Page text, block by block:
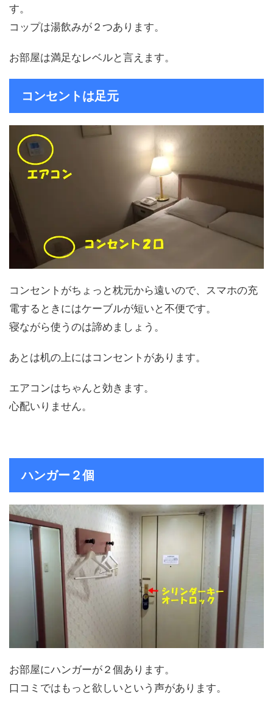
す。
コップは湯飲みが２つあります。
お部屋は満足なレベルと言えます。
コンセントは足元
コンセントがちょっと枕元から遠いので、スマホの充
電するときにはケーブルが短いと不便です。
寝ながら使うのは諦めましょう。
あとは机の上にはコンセントがあります。
エアコンはちゃんと効きます。
心配いりません。
ハンガー２個
お部屋にハンガーが２個あります。
口コミではもっと欲しいという声があります。